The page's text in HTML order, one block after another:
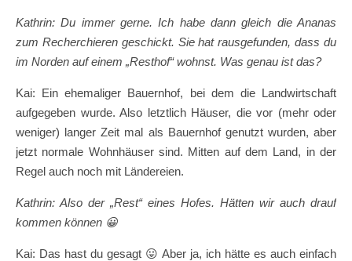
Kathrin: Du immer gerne. Ich habe dann gleich die Ananas
zum Recherchieren geschickt. Sie hat rausgefunden, dass du
im Norden auf einem „Resthof“ wohnst. Was genau ist das?
Kai: Ein ehemaliger Bauernhof, bei dem die Landwirtschaft
aufgegeben wurde. Also letztlich Häuser, die vor (mehr oder
weniger) langer Zeit mal als Bauernhof genutzt wurden, aber
jetzt normale Wohnhäuser sind. Mitten auf dem Land, in der
Regel auch noch mit Ländereien.
Kathrin: Also der „Rest“ eines Hofes. Hätten wir auch drauf
kommen können 😀
Kai: Das hast du gesagt 😛 Aber ja, ich hätte es auch einfach